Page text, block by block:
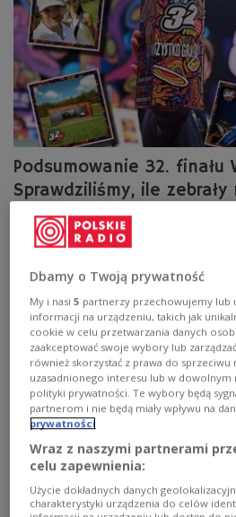
Podsumowanie 32. finału
Sprawdziliśmy, ile
internetowe
32. finał WOŚP odbył się już dwa
stycznia udało się zebrać 175 426
lutego trwały aukcje
można było wyjątkowe
Sprawdziliśmy, jakie licytacje
powodzeniem.
Zobacz więcej na temat:WOŚP
Wielka Orkiestra Świątecznej Pomocy
Dbamy o Twoją prywatność
My i nasi5 partnerzy przechowujemy lub
informacji na urządzeniu, takich jak
cookie w celu przetwarzania danych
zaakceptować swoje wybory lub
również skorzystać z prawa do sprzeciwu
uzasadnionego interesu lub w
polityki prywatności. Te wybory będą
partnerom i nie będą miały wpływu na
prywatności
Wraz z naszymi partnerami
celu zapewnienia:
Użycie dokładnych danych
charakterystyki urządzenia do celów